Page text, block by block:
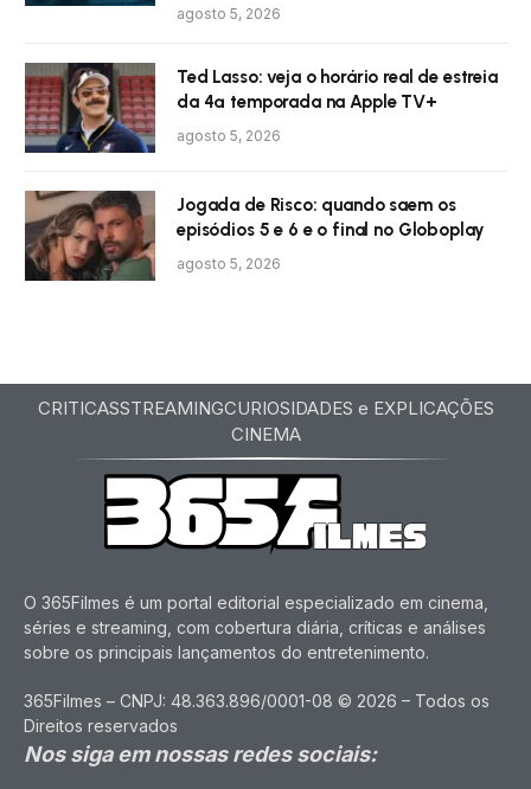
agosto 5, 2026
Ted Lasso: veja o horário real de estreia
da 4ª temporada na Apple TV+
agosto 5, 2026
Jogada de Risco: quando saem os
episódios 5 e 6 e o final no Globoplay
agosto 5, 2026
CRITICASSTREAMINGCURIOSIDADES e EXPLICAÇÕES
CINEMA
O 365Filmes é um portal editorial especializado em cinema,
séries e streaming, com cobertura diária, críticas e análises
sobre os principais lançamentos do entretenimento.
365Filmes – CNPJ: 48.363.896/0001-08 © 2026 – Todos os
Direitos reservados
Nos siga em nossas redes sociais: